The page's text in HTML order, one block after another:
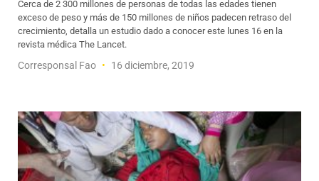
Cerca de 2 300 millones de personas de todas las edades tienen
exceso de peso y más de 150 millones de niños padecen retraso del
crecimiento, detalla un estudio dado a conocer este lunes 16 en la
revista médica The Lancet.
Corresponsal Fao 16 diciembre, 2019